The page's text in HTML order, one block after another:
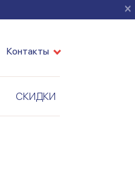
×
Контакты
СКИДКИ